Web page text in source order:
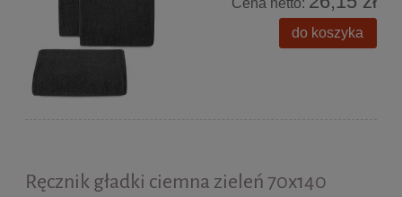
do koszyka
Ręcznik gładki ciemna zieleń 70x140